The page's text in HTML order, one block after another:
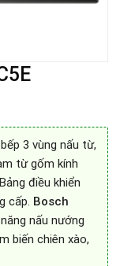
3 vùng nấu từ,
từ gốm kính
điều khiển
cấp. Bosch
nấu nướng
biến chiên xào,